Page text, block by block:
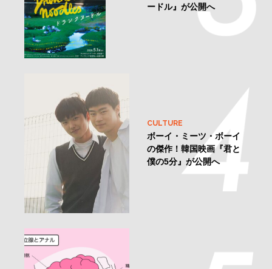
ードル』が公開へ
CULTURE
ボーイ・ミーツ・ボーイ
の傑作！韓国映画『君と
僕の5分』が公開へ